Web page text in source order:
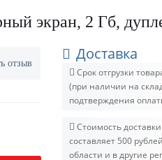
экран, 2 Гб,
отзыв Доставка
Срок отгрузки
(при наличии на
подтверждения
Стоимость
составляет 500
области и в другие